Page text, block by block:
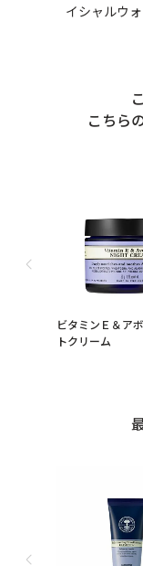
イシャルウ
こちら
ビタミンＥ＆ア
トクリーム